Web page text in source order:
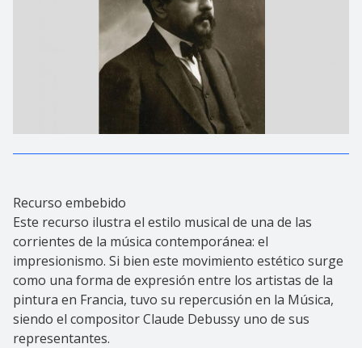
Recurso embebido
Este recurso ilustra el estilo musical de una de las
corrientes de la música contemporánea: el
impresionismo. Si bien este movimiento estético surge
como una forma de expresión entre los artistas de la
pintura en Francia, tuvo su repercusión en la Música,
siendo el compositor Claude Debussy uno de sus
representantes.